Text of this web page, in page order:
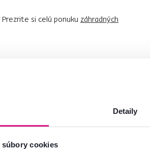
Detaily
cookies
si celú ponuku záhradných